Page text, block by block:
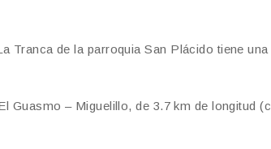
Tranca de la parroquia San Plácido tiene
Guasmo – Miguelillo, de 3.7 km de longitud